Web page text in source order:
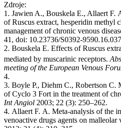
Zdroje:
1. Jawien A., Bouskela E., Allaert F.
of Ruscus extract, hesperidin methyl
management of chronic venous
41, doi: 10.23736/S0392-
2. Bouskela E. Effects of Ruscus
mediated by muscarinic receptors.
meeting of the European Venous
4.
3. Boyle P., Diehm C., Robertson C.
of Cyclo 3 Fort in the treatment of
Int Angiol 2003; 22 (3): 250–262.
4. Allaert F. A. Meta-analysis of the
venoactive drugs agents on malleolar